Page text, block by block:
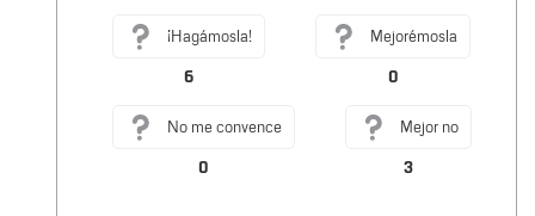
¡Hagámosla!
6
Mejorémosla
0
No me convence
0
Mejor no
3